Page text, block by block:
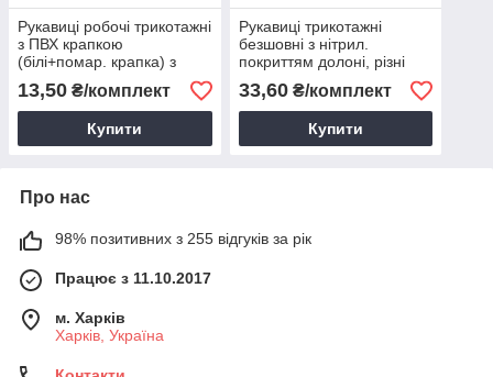
Рукавицi робочi трикотажні
з ПВХ крапкою
(білі+помар. крапка) з
написом ASR EXTREME,
розмір 9, 52г
13,50 ₴/комплект
Купити
Рукавицi трикотажні
безшовні з нітрил.
покриттям долоні, різні
кольори, 36-38г, тонкi
(розмір 8)
33,60₴/комплект
Купити
Про нас
98% позитивних з 255 відгуків за рік
Працює з 11.10.2017
м. Харків
Харків, Україна